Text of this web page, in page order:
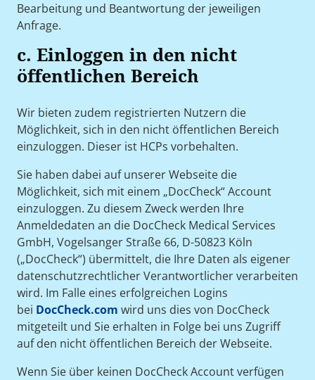
Bearbeitung und Beantwortung der jeweiligen
Anfrage.
c. Einloggen in den nicht
öffentlichen Bereich
Wir bieten zudem registrierten Nutzern die
Möglichkeit, sich in den nicht öffentlichen Bereich
einzuloggen. Dieser ist HCPs vorbehalten.
Sie haben dabei auf unserer Webseite die
Möglichkeit, sich mit einem „DocCheck“ Account
einzuloggen. Zu diesem Zweck werden Ihre
Anmeldedaten an die DocCheck Medical Services
GmbH, Vogelsanger Straße 66, D-50823 Köln
(„DocCheck“) übermittelt, die Ihre Daten als eigener
datenschutzrechtlicher Verantwortlicher verarbeiten
wird. Im Falle eines erfolgreichen Logins
bei DocCheck.com wird uns dies von DocCheck
mitgeteilt und Sie erhalten in Folge bei uns Zugriff
auf den nicht öffentlichen Bereich der Webseite.
Wenn Sie über keinen DocCheck Account verfügen